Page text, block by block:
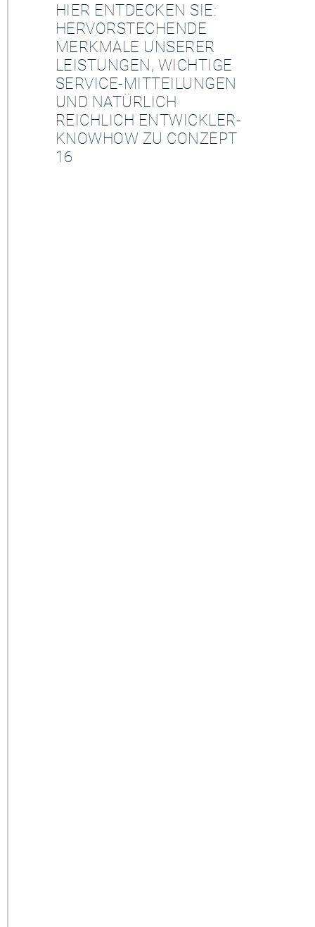
HIER ENTDECKEN SIE:
HERVORSTECHENDE
MERKMALE UNSERER
LEISTUNGEN, WICHTIGE
SERVICE-MITTEILUNGEN
UND NATÜRLICH
REICHLICH ENTWICKLER-
KNOWHOW ZU CONZEPT
16